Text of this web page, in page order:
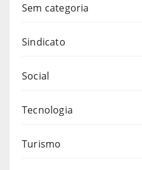
Sem categoria
Sindicato
Social
Tecnologia
Turismo